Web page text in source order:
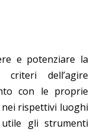
e potenziare la
dell’agire
con le proprie
rispettivi luoghi
gli strumenti